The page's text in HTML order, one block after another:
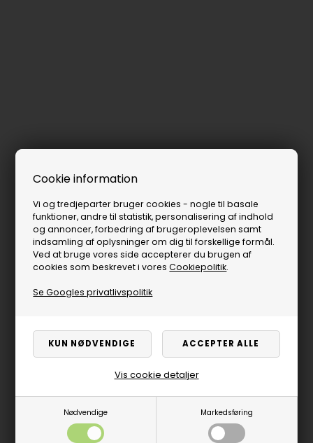
Cookie information
Vi og tredjeparter bruger cookies - nogle til basale
funktioner, andre til statistik, personalisering af indhold
og annoncer, forbedring af brugeroplevelsen samt
indsamling af oplysninger om dig til forskellige formål.
Ved at bruge vores side accepterer du brugen af
cookies som beskrevet i voresCookiepolitik.
Se Googles privatlivspolitik
Nødvendige Markedsføring
Vis cookie detaljer